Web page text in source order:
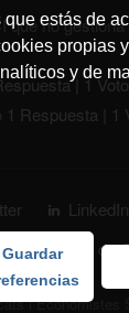
estás de
propias
y de
Guardar
que no
| 1 Voto
1 Respuesta 1
LinkedIn
Política de
i Economistes